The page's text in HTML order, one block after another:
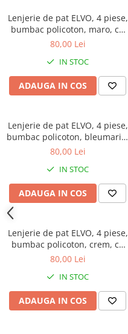
Lenjerie de pat ELVO, 4 piese,
bumbac policoton, maro, cu
fluturi
80,00 Lei
IN STOC
ADAUGA IN COS
Lenjerie de pat ELVO, 4 piese,
bumbac policoton, bleumarin,
cu flori albe
80,00 Lei
IN STOC
ADAUGA IN COS
Lenjerie de pat ELVO, 4 piese,
bumbac policoton, crem, cu
flori maro si negre
80,00 Lei
IN STOC
ADAUGA IN COS